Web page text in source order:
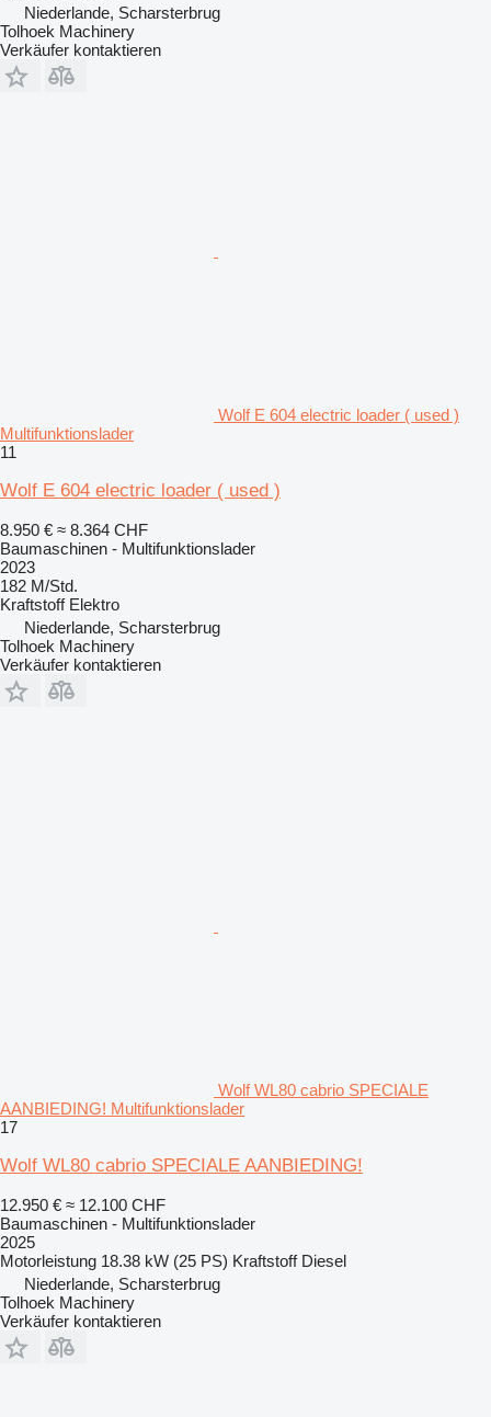
Niederlande, Scharsterbrug
Tolhoek Machinery
Verkäufer kontaktieren
Wolf E 604 electric loader ( used )
Multifunktionslader
11
Wolf E 604 electric loader ( used )
8.950 € ≈ 8.364 CHF
Baumaschinen - Multifunktionslader
2023
182 M/Std.
Kraftstoff Elektro
Niederlande, Scharsterbrug
Tolhoek Machinery
Verkäufer kontaktieren
Wolf WL80 cabrio SPECIALE
AANBIEDING! Multifunktionslader
17
Wolf WL80 cabrio SPECIALE AANBIEDING!
12.950 € ≈ 12.100 CHF
Baumaschinen - Multifunktionslader
2025
Motorleistung 18.38 kW (25 PS) Kraftstoff Diesel
Niederlande, Scharsterbrug
Tolhoek Machinery
Verkäufer kontaktieren